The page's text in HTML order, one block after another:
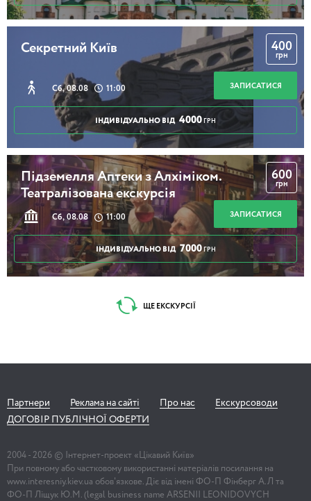
Секретний Київ
Сб, 08.08 11:00
400
грн
ЗАПИСАТИСЯ
ІНДИВІДУАЛЬНО ВІД 4000 ГРН
Підземелля Аптеки з Алхіміком.
Театралізована екскурсія
Сб, 08.08 11:00
600
грн
ЗАПИСАТИСЯ
ІНДИВІДУАЛЬНО ВІД 7000 ГРН
ЩЕ ЕКСКУРСІЇ
Партнери Реклама на сайті Про нас
Екскурсоводи
ДОГОВІР ПУБЛІЧНОЇ ОФЕРТИ
2004 - 2026 © Інтернет-проект «Цікавий Київ»
При повному або частковому використанні матеріалів посилання на
www.interesniy.kiev.ua обов'язкове. Діє від імені ФО-П Фінберг А.Л та
ФО-П Ліщук Ю.М. (legal business name ARSENII LEONIDOVYCH